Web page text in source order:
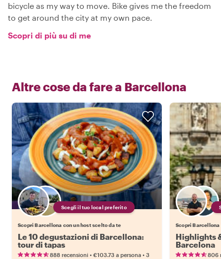
bicycle as my way to move. Bike gives me the freedom
to get around the city at my own pace.
Scopri di più su di me
Altre cose da fare a Barcellona
Scegli il tuo local preferito
Scopri Barcellona con un host scelto da te
Le 10 degustazioni di Barcellona:
tour di tapas
888 recensioni • €103.73 a persona • 3
Scopri Barcellona
Highlights
Barcelona
806